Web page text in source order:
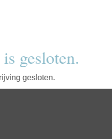
gesloten.
gesloten.